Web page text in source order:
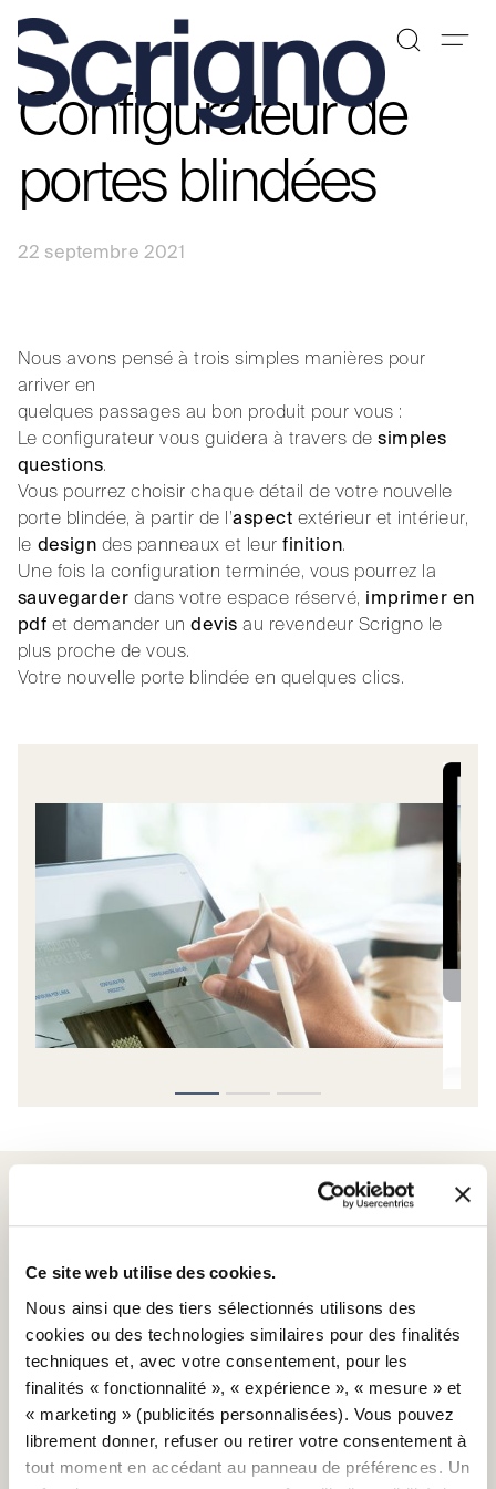
Ce site web utilise des cookies.
Nous ainsi que des tiers sélectionnés utilisons des
cookies ou des technologies similaires pour des finalités
techniques et, avec votre consentement, pour les
finalités « fonctionnalité », « expérience », « mesure » et
« marketing » (publicités personnalisées). Vous pouvez
librement donner, refuser ou retirer votre consentement à
tout moment en accédant au panneau de préférences. Un
AllerConfigurateur de
portes blindées
22 septembre 2021
Nous avons pensé à trois simples manières pour
arriver en
quelques passages au bon produit pour vous :
Le configurateur vous guidera à travers desimples
questions.
Vous pourrez choisir chaque détail de votre nouvelle
porte blindée, à partir de l’aspect extérieur et intérieur,
le design des panneaux et leurfinition.
Une fois la configuration terminée, vous pourrez la
sauvegarder dans votre espace réservé, imprimer en
pdf et demander undevis au revendeur Scrigno le
plus proche de vous.
Votre nouvelle porte blindée en quelques clics.
S. Ermete di Santarcangelo di Romagna
via Casale, 975 47822 – (RN) Italia
+39 0541 757711
infoscrigno@scrignogroup.com
SUIVEZ-NOUS